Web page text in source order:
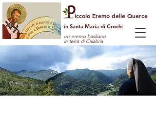
iccolo Eremo delle Querce
in Santa Maria di Crochi
un eremo basiliano
in terra di Calabria